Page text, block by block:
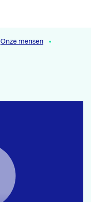
Onze mensen